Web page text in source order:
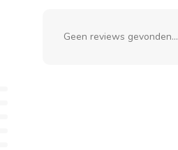
Geen reviews gevonden...